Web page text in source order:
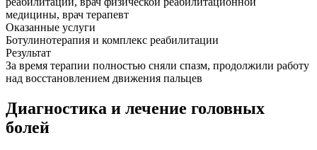
медицины, врач терапевт
Оказанные услуги
Ботулинотерапия и комплекс реабилитации
Результат
За время терапии полностью сняли спазм, продолжили работу
над восстановлением движения пальцев
Диагностика и лечение головных
болей